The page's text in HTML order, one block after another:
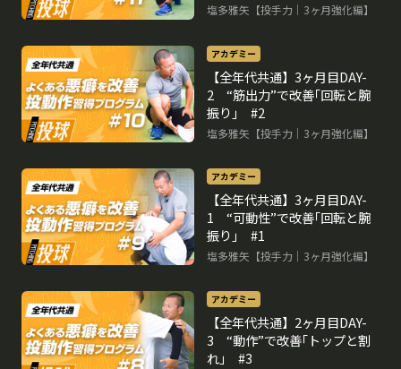
塩多雅矢【投手力｜3ヶ月強化編】
アカデミー
【全年代共通】3ヶ月目DAY-
2 “筋出力”で改善｢回転と腕
振り｣ #2
塩多雅矢【投手力｜3ヶ月強化編】
アカデミー
【全年代共通】3ヶ月目DAY-
1 “可動性”で改善｢回転と腕
振り｣ #1
塩多雅矢【投手力｜3ヶ月強化編】
アカデミー
【全年代共通】2ヶ月目DAY-
3 “動作”で改善｢トップと割
れ｣ #3